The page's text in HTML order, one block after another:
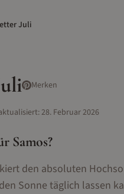
Juli
Merken
28. Februar 2026
Samos?
den absoluten
Sonne täglich lassen